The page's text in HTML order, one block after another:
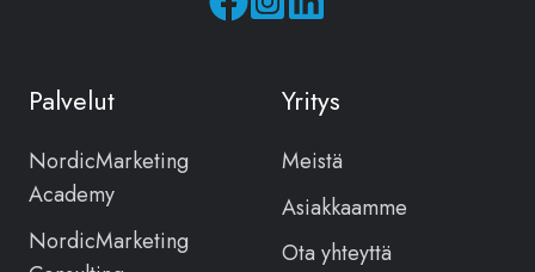
Seuraa
Facebookissa
Seuraa
Instagramissa
Palvelut
NordicMarketing
Academy
NordicMarketing
Yritys
Meistä
Asiakkaamme
Ota yhteyttä